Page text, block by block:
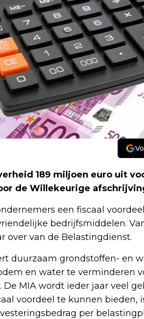
189 miljoen euro uit
de Willekeurige
een fiscaal
bedrijfsmiddelen.
over van de Belastingdienst.
duurzaam grondstoffen- en
en water te verminderen
De MIA wordt ieder jaar veel
voordeel te kunnen bieden,
per